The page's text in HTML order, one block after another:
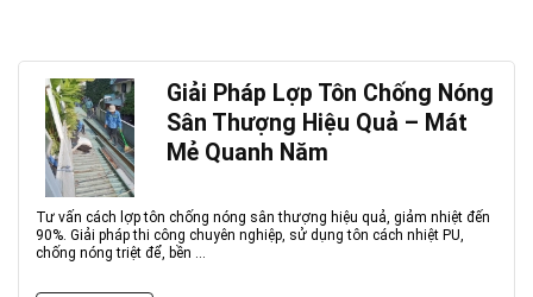
Giải Pháp Lợp Tôn Chống Nóng
Sân Thượng Hiệu Quả – Mát
Mẻ Quanh Năm
Tư vấn cách lợp tôn chống nóng sân thượng hiệu quả, giảm nhiệt đến
90%. Giải pháp thi công chuyên nghiệp, sử dụng tôn cách nhiệt PU,
chống nóng triệt để, bền ...